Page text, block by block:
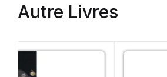
Autre Livres